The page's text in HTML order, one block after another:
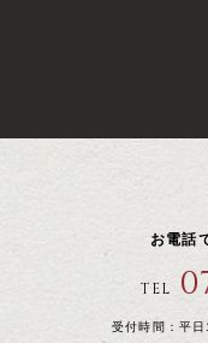
お電話
TEL
受付時間：平